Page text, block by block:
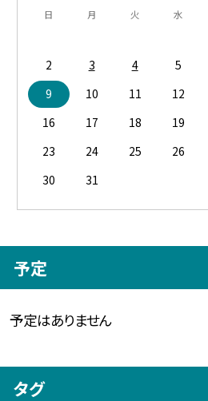
日 月 火 水
2
3 4 5
9
10 11 12
16
17 18 19
23
24 25 26
30
31
予定
予定はありません
タグ